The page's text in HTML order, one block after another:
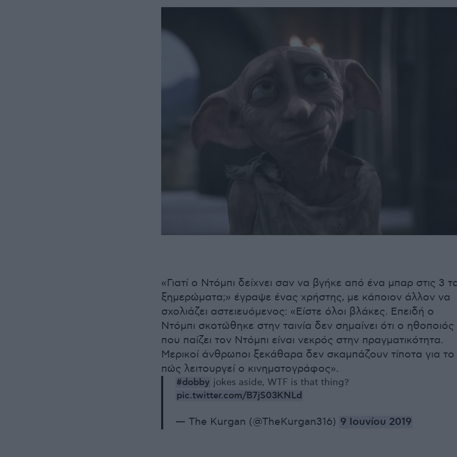
«Γιατί ο Ντόμπι δείχνει σαν να βγήκε από ένα μπαρ στις 3
ξημερώματα;» έγραψε ένας χρήστης, με κάποιον άλλον να
σχολιάζει αστειευόμενος: «Είστε όλοι βλάκες. Επειδή ο
Ντόμπι σκοτώθηκε στην ταινία δεν σημαίνει ότι ο ηθοποιός
που παίζει τον Ντόμπι είναι νεκρός στην πραγματικότητα.
Μερικοί άνθρωποι ξεκάθαρα δεν σκαμπάζουν τίποτα για το
πώς λειτουργεί ο κινηματογράφος».
#dobby jokes aside, WTF is that thing?
pic.twitter.com/B7jS03KNLd
— The Kurgan (@TheKurgan316) 9 Ιουνίου 2019